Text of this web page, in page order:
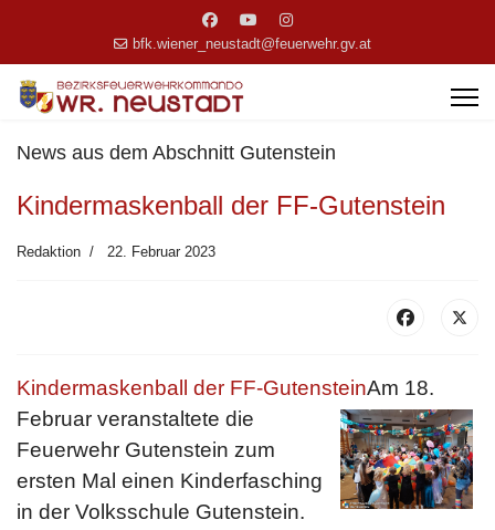
bfk.wiener_neustadt@feuerwehr.gv.at
News aus dem Abschnitt Gutenstein
Kindermaskenball der FF-Gutenstein
Redaktion 22. Februar 2023
Kindermaskenball der FF-GutensteinAm 18.
Februar veranstaltete die
Feuerwehr Gutenstein zum
ersten Mal einen Kinderfasching
in der Volksschule Gutenstein.